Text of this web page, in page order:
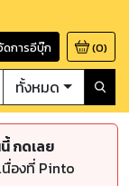
ดการอีบุ๊ก (0)
ทั้งหมด
กดเลย
องที่ Pinto